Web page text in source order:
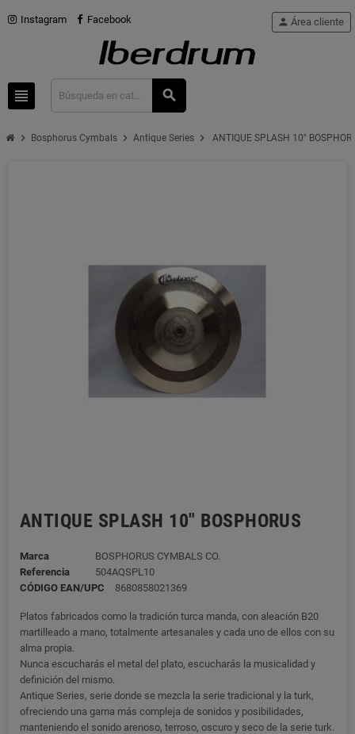
Instagram Facebook
view_headline search
person Área cliente
chevron_right Bosphorus Cymbals chevron_right Antique Series chevron_right ANTIQUE SPLASH 10"
ANTIQUE SPLASH 10" BOSPHORUS
Marca
BOSPHORUS CYMBALS CO.
Referencia
504AQSPL10
CÓDIGO EAN/UPC
8680858021369
Platos fabricados como la tradición turca manda, con aleación B20
martilleado a mano, totalmente artesanales y cada uno de ellos con su
alma propia.
Nunca escucharás el metal del plato, escucharás la musicalidad y
definición del mismo.
Antique Series, serie donde se mezcla la serie tradicional y la turk,
ofreciendo una gama más compleja de sonidos y posibilidades,
manteniendo el sonido arenoso, terroso, oscuro y seco de la serie turk.